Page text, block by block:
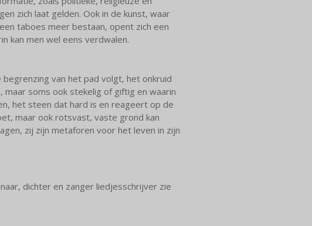
zich laat gelden. Ook in de kunst, waar
taboes meer bestaan, opent zich een
kan men wel eens verdwalen.
van het pad volgt, het onkruid
soms ook stekelig of giftig en waarin
het steen dat hard is en reageert op de
maar ook rotsvast, vaste grond kan
zij zijn metaforen voor het leven in zijn
dichter en zanger liedjesschrijver zie